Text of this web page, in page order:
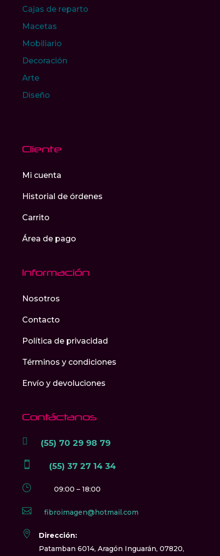
Cajas de reparto
Macetas
Mobiliario
Decoración
Arte
Diseño
Cliente
Mi cuenta
Historial de órdenes
Carrito
Área de pago
Información
Nosotros
Contacto
Política de privacidad
Términos y condiciones
Envío y devoluciones
Contáctanos
 (55) 70 29 98 79
 (55) 37 27 14 34
} 09:00 – 18:00
 fibroimagen@hotmail.com

Dirección:
Patamban 6014, Aragón Inguarán, 07820,